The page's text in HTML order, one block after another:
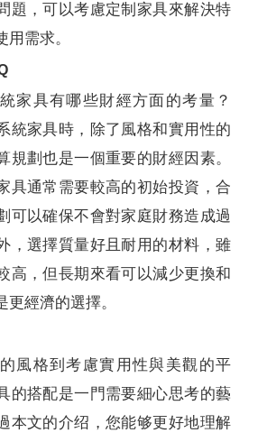
題，可以考慮定制家具來解決特
用需求。
家具有哪些財經方面的考量？
統家具時，除了風格和實用性的
規劃也是一個重要的財經因素。
具通常需要較高的初始投資，合
可以確保不會對家庭財務造成過
，選擇質量好且耐用的材料，雖
高，但長期來看可以減少更換和
更經濟的選擇。
風格到考慮實用性與美觀的平
的搭配是一門需要細心思考的藝
本文的介绍，您能够更好地理解